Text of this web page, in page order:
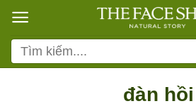
qua
nội
dung
Tìm
kiếm:
đàn hồi